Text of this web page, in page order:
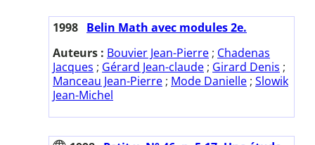
1998 Belin Math avec modules 2e.
Auteurs : Bouvier Jean-Pierre ; Chadenas
Jacques ; Gérard Jean-claude ; Girard Denis ;
Manceau Jean-Pierre ; Mode Danielle ; Slowik
Jean-Michel